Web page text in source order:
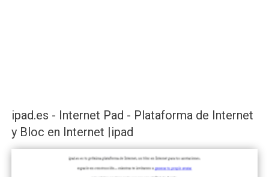
ipad.es - Internet Pad - Plataforma de Internet
y Bloc en Internet |ipad